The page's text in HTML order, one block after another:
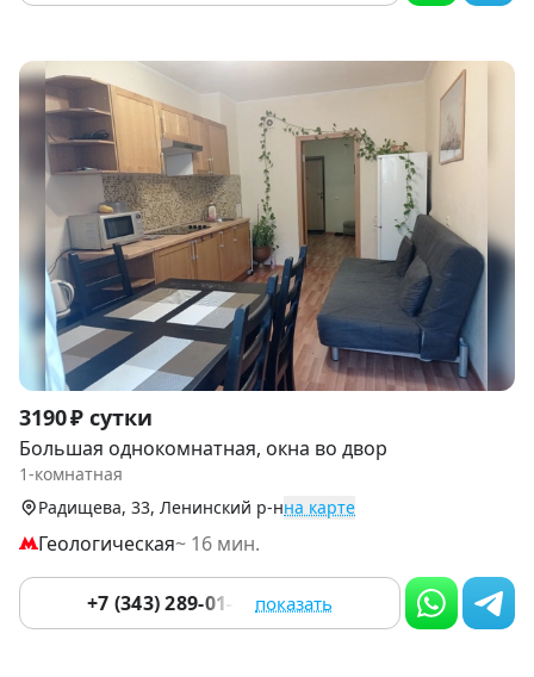
Item
1
of
3190 ₽ сутки
Большая однокомнатная, окна во двор
1-комнатная
Радищева, 33, Ленинский р-нна карте
Геологическая~ 16 мин.
+7 (343) 289-01-49 показать